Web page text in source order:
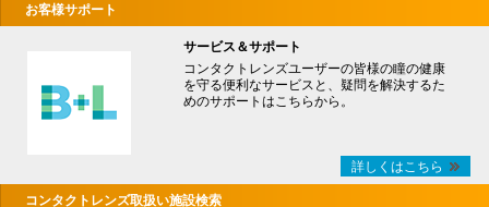
お客様サポート
サービス＆サポート
コンタクトレンズユーザーの皆様の瞳の健康
を守る便利なサービスと、疑問を解決するた
めのサポートはこちらから。
詳しくはこちら
コンタクトレンズ取扱い施設検索